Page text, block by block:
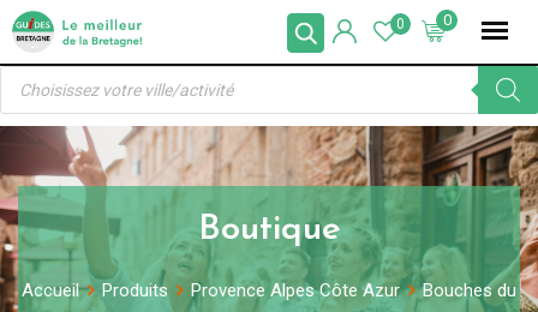
Skip
content
0
0
Recherche
produits
Boutique
Accueil Produits Provence Alpes Côte Azur
Bouches du